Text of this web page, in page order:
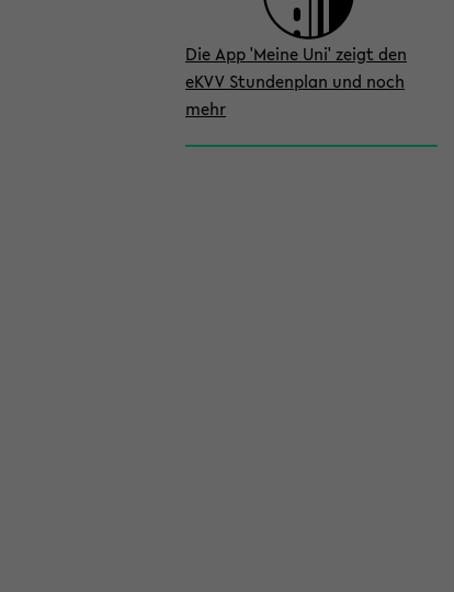
Die App 'Meine Uni' zeigt den
eKVV Stundenplan und noch
mehr